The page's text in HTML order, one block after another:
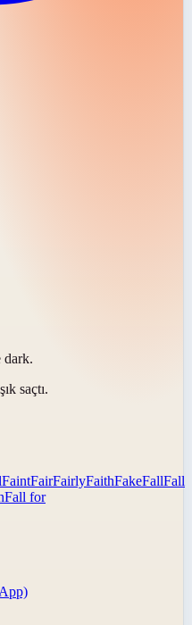
dark.
saçtı.
FaintFairFairlyFaithFakeFallFall
Fall for